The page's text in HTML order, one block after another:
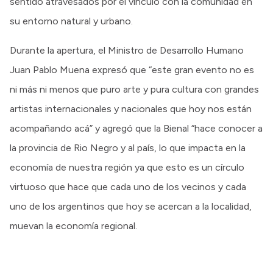
su entorno natural y urbano.
Durante la apertura, el Ministro de Desarrollo Humano
Juan Pablo Muena expresó que “este gran evento no es
ni más ni menos que puro arte y pura cultura con grandes
artistas internacionales y nacionales que hoy nos están
acompañando acá” y agregó que la Bienal “hace conocer a
la provincia de Rio Negro y al país, lo que impacta en la
economía de nuestra región ya que esto es un círculo
virtuoso que hace que cada uno de los vecinos y cada
uno de los argentinos que hoy se acercan a la localidad,
muevan la economía regional.